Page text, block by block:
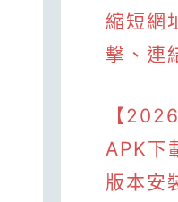
縮短網
擊、連
【
APK下
版本安